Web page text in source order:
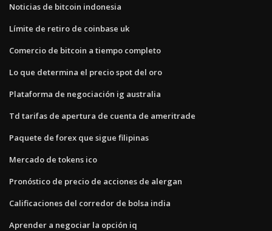
Noticias de bitcoin indonesia
Límite de retiro de coinbase uk
Comercio de bitcoin a tiempo completo
Lo que determina el precio spot del oro
Plataforma de negociación ig australia
Td tarifas de apertura de cuenta de ameritrade
Paquete de forex que sigue filipinas
Mercado de tokens ico
Pronóstico de precio de acciones de alergan
Calificaciones del corredor de bolsa india
Aprender a negociar la opción iq